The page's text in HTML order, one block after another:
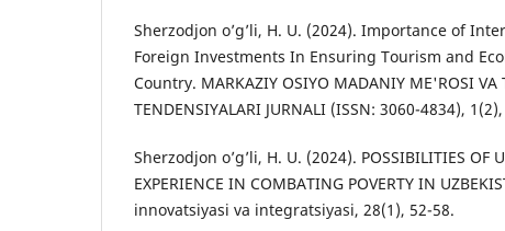
Sherzodjon o’g’li, H. U. (2024). Importance of
Foreign Investments In Ensuring Tourism and
Country. MARKAZIY OSIYO MADANIY ME'ROSI VA
TENDENSIYALARI JURNALI (ISSN: 3060-4834),
Sherzodjon o’g’li, H. U. (2024). POSSIBILITIES OF
EXPERIENCE IN COMBATING POVERTY IN
innovatsiyasi va integratsiyasi, 28(1), 52-58.